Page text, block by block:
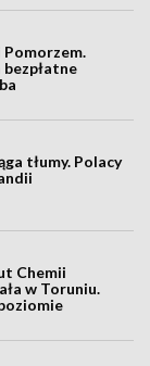
Pomorzem.
tłumy. Polacy
Chemii
w Toruniu.